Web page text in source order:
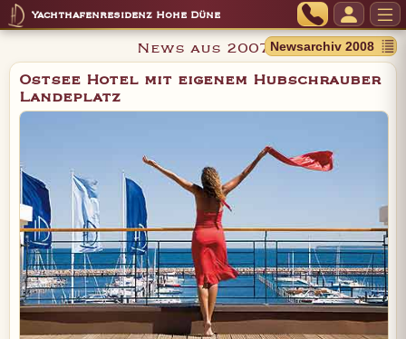
Yachthafenresidenz Hohe Düne
News aus 2007
Ostsee Hotel mit eigenem Hubschrauber
Landeplatz